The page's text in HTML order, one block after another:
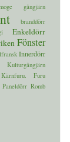
gångjärn
branddörr
Enkeldörr
Fönster
Innerdörr
Kulturgångjärn
Kärnfuru. Furu
Paneldörr Romb